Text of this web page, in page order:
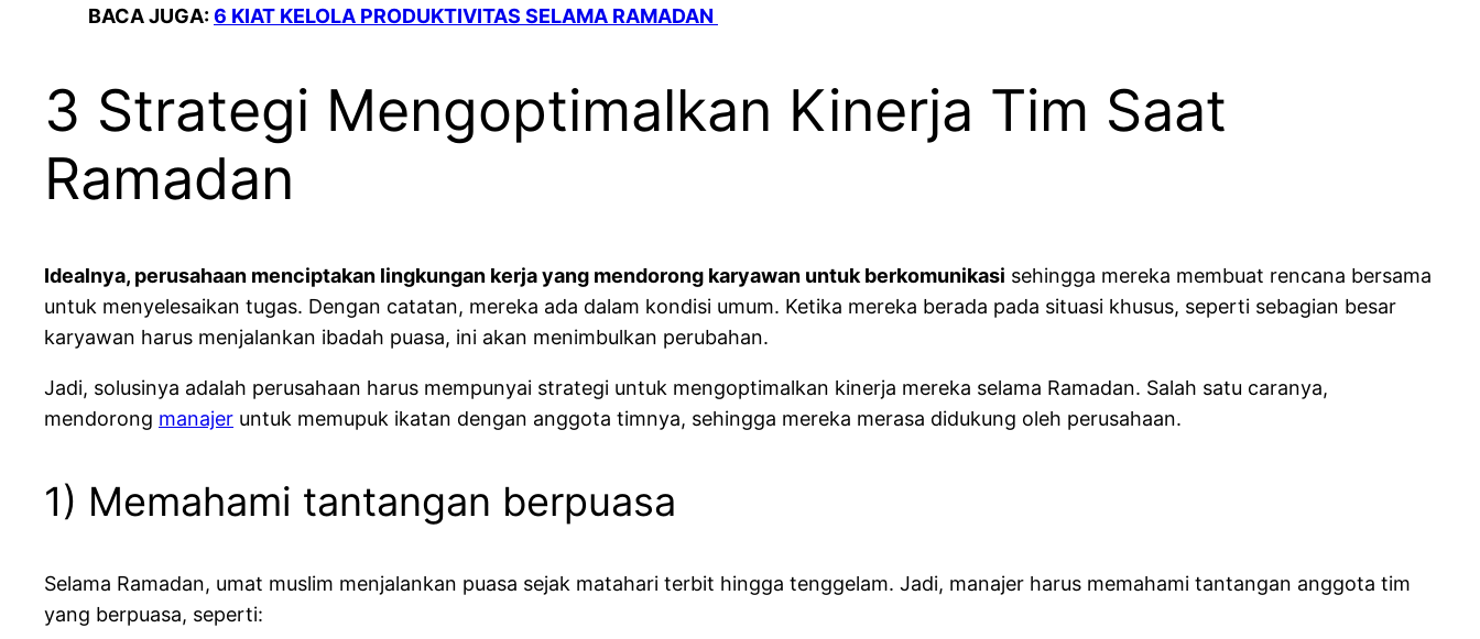
BACA JUGA:6 KIAT KELOLA PRODUKTIVITAS SELAMA RAMADAN
3 Strategi Mengoptimalkan Kinerja Tim Saat
Ramadan
Idealnya, perusahaan menciptakan lingkungan kerja yang mendorong karyawan untuk berkomunikasi sehingga mereka membuat rencana bersama
untuk menyelesaikan tugas. Dengan catatan, mereka ada dalam kondisi umum. Ketika mereka berada pada situasi khusus, seperti sebagian besar
karyawan harus menjalankan ibadah puasa, ini akan menimbulkan perubahan.
Jadi, solusinya adalah perusahaan harus mempunyai strategi untuk mengoptimalkan kinerja mereka selama Ramadan. Salah satu caranya,
mendorong manajer untuk memupuk ikatan dengan anggota timnya, sehingga mereka merasa didukung oleh perusahaan.
1) Memahami tantangan berpuasa
Selama Ramadan, umat muslim menjalankan puasa sejak matahari terbit hingga tenggelam. Jadi, manajer harus memahami tantangan anggota tim
yang berpuasa, seperti: